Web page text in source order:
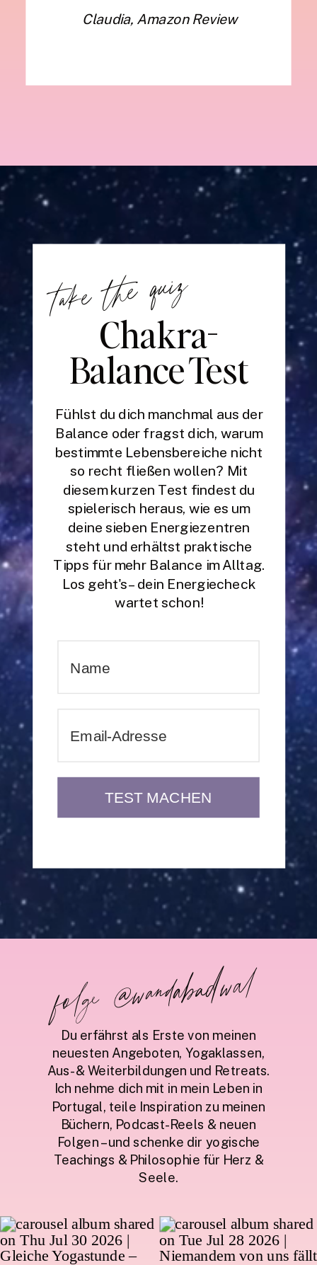
Claudia, Amazon Review
Fühlst du dich manchmal aus der
Balance oder fragst dich, warum
bestimmte Lebensbereiche nicht
so recht fließen wollen? Mit
diesem kurzen Test findest du
spielerisch heraus, wie es um
deine sieben Energiezentren
steht und erhältst praktische
Tipps für mehr Balance im Alltag.
Los geht's – dein Energiecheck
wartet schon!
Chakra-
Balance Test
take the quiz
TEST MACHEN
folge @wandabadwal
Du erfährst als Erste von meinen
neuesten Angeboten, Yogaklassen,
Aus- & Weiterbildungen und Retreats.
Ich nehme dich mit in mein Leben in
Portugal, teile Inspiration zu meinen
Büchern, Podcast-Reels & neuen
Folgen – und schenke dir yogische
Teachings & Philosophie für Herz &
Seele.